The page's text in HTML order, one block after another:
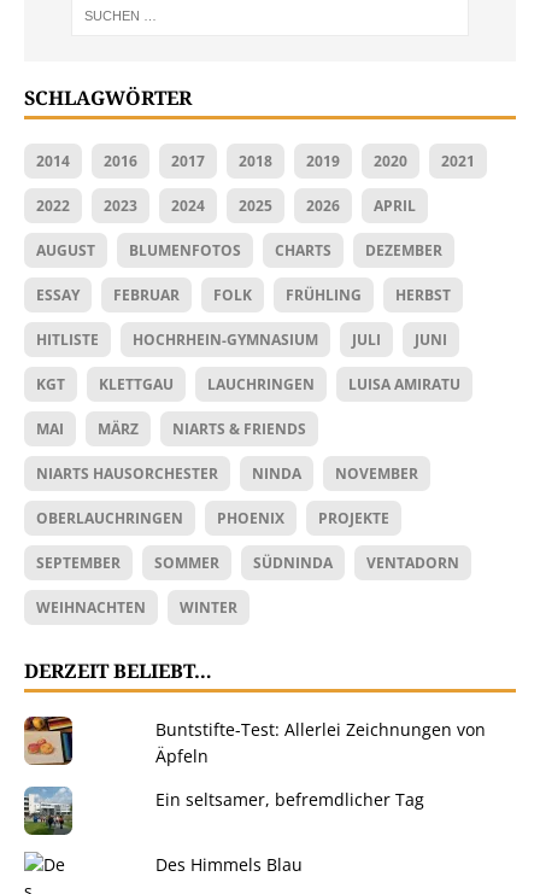
SCHLAGWÖRTER
2014 2016 2017 2018 2019 2020 2021
2022 2023 2024 2025 2026 APRIL
AUGUST BLUMENFOTOS CHARTS DEZEMBER
ESSAY FEBRUAR FOLK FRÜHLING HERBST
HITLISTE HOCHRHEIN-GYMNASIUM JULI JUNI
KGT KLETTGAU LAUCHRINGEN LUISA AMIRATU
MAI MÄRZ NIARTS & FRIENDS
NIARTS HAUSORCHESTER NINDA NOVEMBER
OBERLAUCHRINGEN PHOENIX PROJEKTE
SEPTEMBER SOMMER SÜDNINDA VENTADORN
WEIHNACHTEN WINTER
DERZEIT BELIEBT…
Buntstifte-Test: Allerlei Zeichnungen von
Äpfeln
Ein seltsamer, befremdlicher Tag
Des Himmels Blau